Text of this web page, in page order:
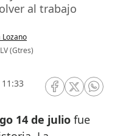
al trabajo
Lozano
(Gtres)
RRSS Facebook
RRSSRRSS
14 de julio fue